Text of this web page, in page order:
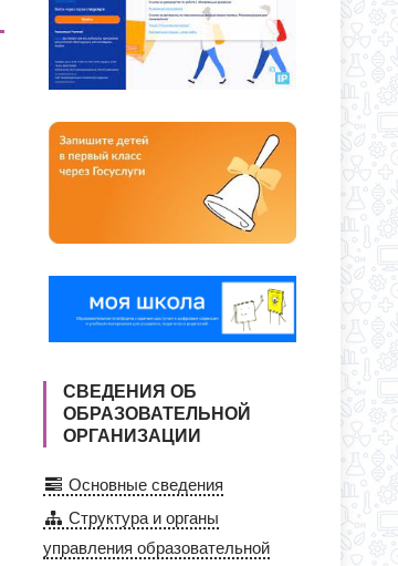
СВЕДЕНИЯ ОБ
ОБРАЗОВАТЕЛЬНОЙ
ОРГАНИЗАЦИИ
Основные сведения
Структура и органы
управления образовательной